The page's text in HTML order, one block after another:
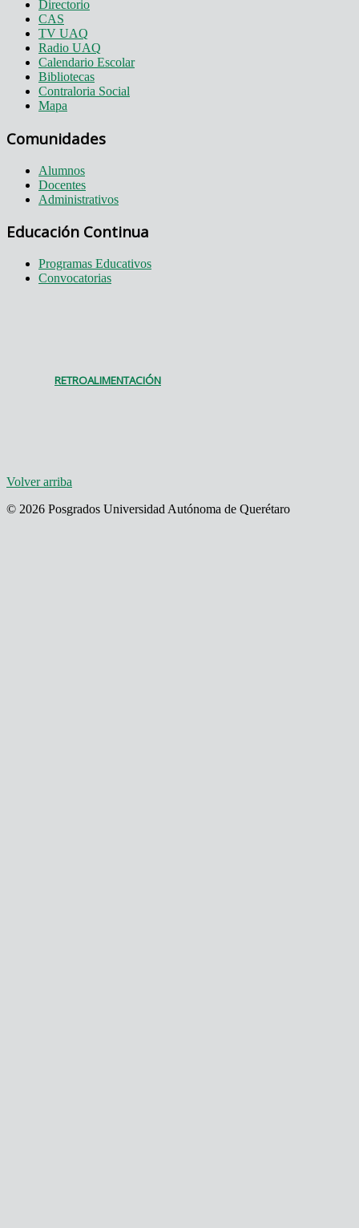
Directorio
CAS
TV UAQ
Radio UAQ
Calendario Escolar
Bibliotecas
Contraloria Social
Mapa
Comunidades
Alumnos
Docentes
Administrativos
Educación Continua
Programas Educativos
Convocatorias
RETROALIMENTACIÓN
Volver arriba
© 2026 Posgrados Universidad Autónoma de Querétaro